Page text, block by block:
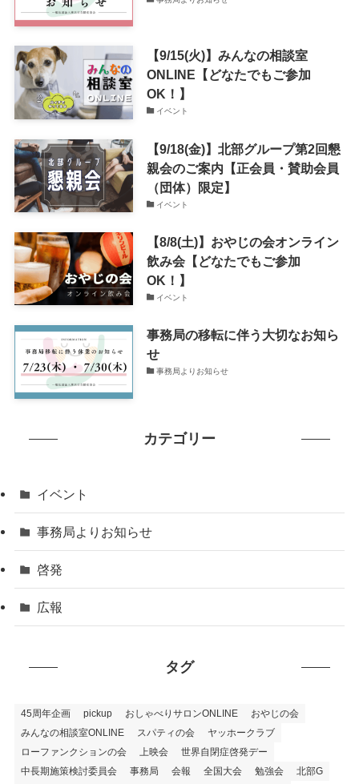
【9/15(火)】みんなの相談室
ONLINE【どなたでもご参加
OK！】
イベント
【9/18(金)】北部グループ第2回懇
親会のご案内【正会員・賛助会員
（団体）限定】
イベント
【8/8(土)】おやじの会オンライン
飲み会【どなたでもご参加
OK！】
イベント
事務局の移転に伴う大切なお知ら
せ
事務局よりお知らせ
カテゴリー
イベント
事務局よりお知らせ
啓発
広報
タグ
45周年企画 pickup おしゃべりサロンONLINE
おやじの会
みんなの相談室ONLINE
スパティの会
ヤッホークラブ
ローファンクションの会
上映会
世界自閉症啓発デー
中長期施策検討委員会
事務局 会報 全国大会 勉強会
北部G